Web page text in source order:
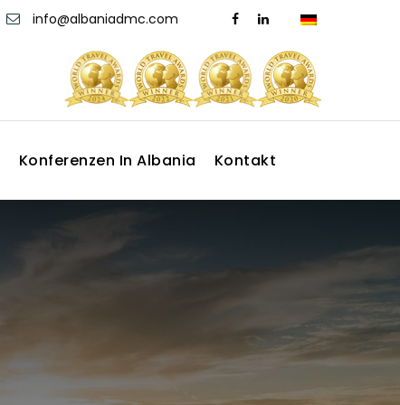
info@albaniadmc.com
Konferenzen In Albania Kontakt